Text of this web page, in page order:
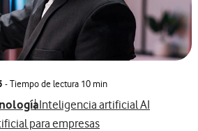
- Tiempo de lectura 10 min
relacionados con
Ver más artículos con
Inteligencia artificial AI
conpara empresas